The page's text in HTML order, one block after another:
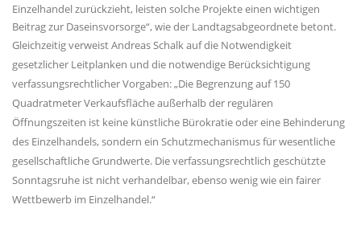
Einzelhandel zurückzieht, leisten solche Projekte einen wichtigen
Beitrag zur Daseinsvorsorge“, wie der Landtagsabgeordnete betont.
Gleichzeitig verweist Andreas Schalk auf die Notwendigkeit
gesetzlicher Leitplanken und die notwendige Berücksichtigung
verfassungsrechtlicher Vorgaben: „Die Begrenzung auf 150
Quadratmeter Verkaufsfläche außerhalb der regulären
Öffnungszeiten ist keine künstliche Bürokratie oder eine Behinderung
des Einzelhandels, sondern ein Schutzmechanismus für wesentliche
gesellschaftliche Grundwerte. Die verfassungsrechtlich geschützte
Sonntagsruhe ist nicht verhandelbar, ebenso wenig wie ein fairer
Wettbewerb im Einzelhandel.“